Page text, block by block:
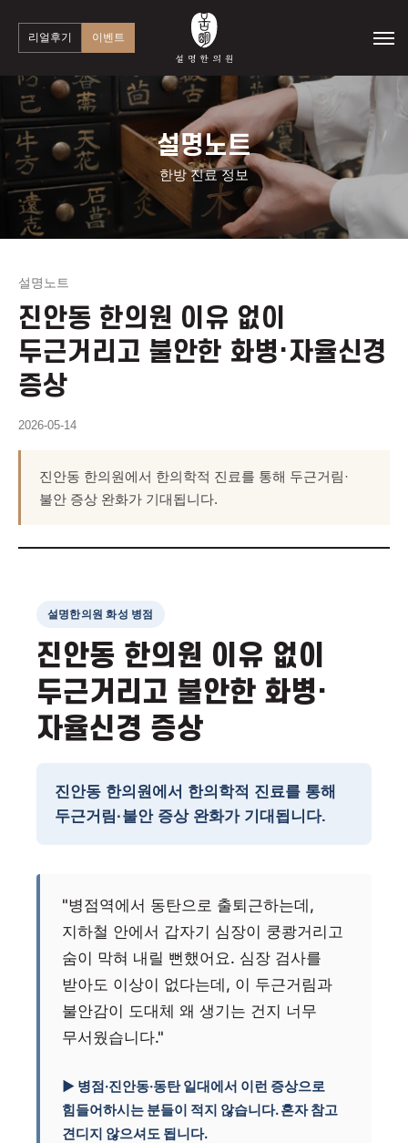
리얼후기 이벤트
설명노트
한방 진료 정보
설명노트
진안동 한의원 이유 없이
두근거리고 불안한 화병·자율신경
증상
2026-05-14
진안동 한의원에서 한의학적 진료를 통해 두근거림·
불안 증상 완화가 기대됩니다.
설명한의원 화성 병점
진안동 한의원 이유 없이
두근거리고 불안한 화병·
자율신경 증상
진안동 한의원에서 한의학적 진료를 통해
두근거림·불안 증상 완화가 기대됩니다.
"병점역에서 동탄으로 출퇴근하는데,
지하철 안에서 갑자기 심장이 쿵쾅거리고
숨이 막혀 내릴 뻔했어요. 심장 검사를
받아도 이상이 없다는데, 이 두근거림과
불안감이 도대체 왜 생기는 건지 너무
무서웠습니다."
▶ 병점·진안동·동탄 일대에서 이런 증상으로
힘들어하시는 분들이 적지 않습니다. 혼자 참고
견디지 않으셔도 됩니다.